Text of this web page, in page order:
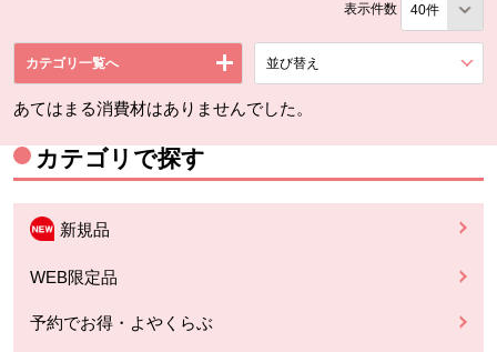
表示件数
カテゴリ一覧へ 並び替え
あてはまる消費材はありませんでした。
カテゴリで探す
新規品
WEB限定品
予約でお得・よやくらぶ